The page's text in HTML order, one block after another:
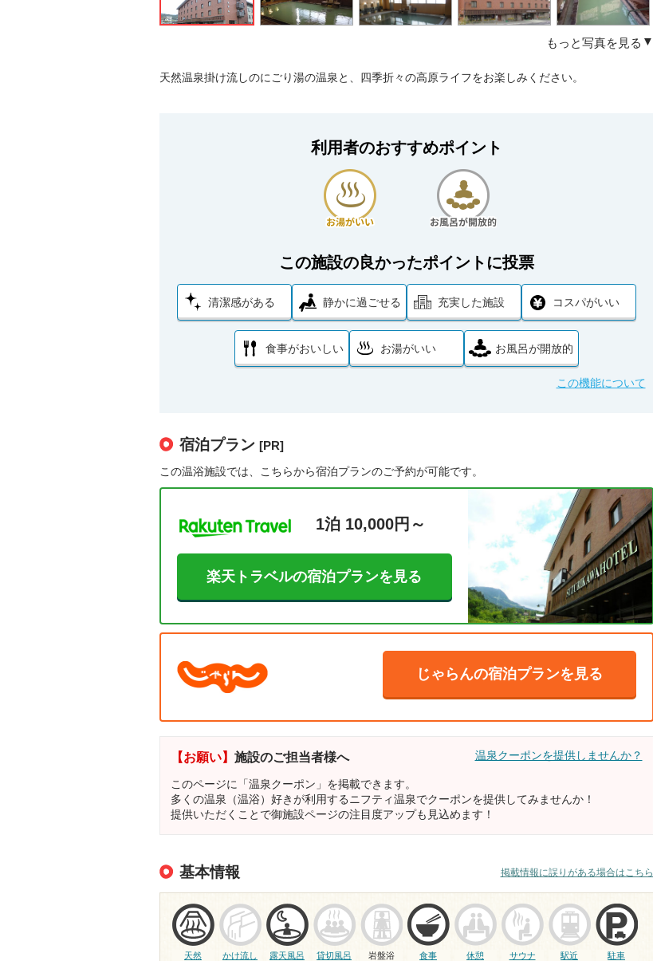
もっと写真を見る
天然温泉掛け流しのにごり湯の温泉と、四季折々の高原ライフをお楽しみください。
利用者のおすすめポイント
この施設の良かったポイントに投票
清潔感がある 静かに過ごせる 充実した施設 コスパがいい
食事がおいしい お湯がいい お風呂が開放的
この機能について
宿泊プラン [PR]
この温浴施設では、こちらから宿泊プランのご予約が可能です。
1泊 10,000円～
楽天トラベルの宿泊プランを見る
じゃらんの宿泊プランを見る
【お願い】 施設のご担当者様へ 温泉クーポンを提供しませんか？
このページに「温泉クーポン」を掲載できます。
多くの温泉（温浴）好きが利用するニフティ温泉でクーポンを提供してみませんか！
提供いただくことで御施設ページの注目度アップも見込めます！
基本情報 掲載情報に誤りがある場合はこちら
天然 かけ流し 露天風呂 貸切風呂 岩盤浴 食事 休憩 サウナ 駅近 駐車